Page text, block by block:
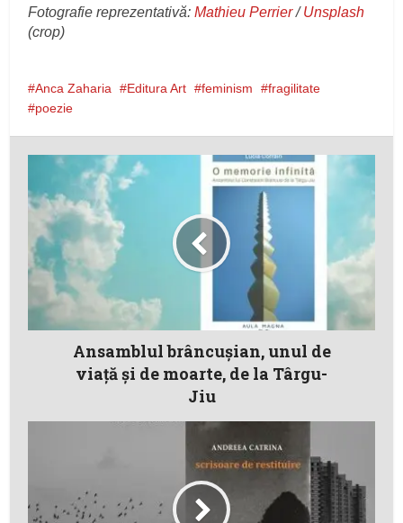
Fotografie reprezentativă:Mathieu Perrier/Unsplash
(crop)
Anca Zaharia Editura Art feminism
fragilitate
poezie
Ansamblul brâncușian, unul de
viață și de moarte, de la Târgu-
Jiu